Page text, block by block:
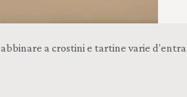
a crostini e tartine varie